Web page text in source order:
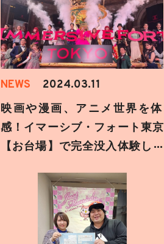
NEWS 2024.03.11
映画や漫画、アニメ世界を体
感！イマーシブ・フォート東京
【お台場】で完全没入体験して